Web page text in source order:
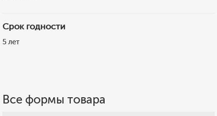
Срок годности
5 лет
Все формы товара